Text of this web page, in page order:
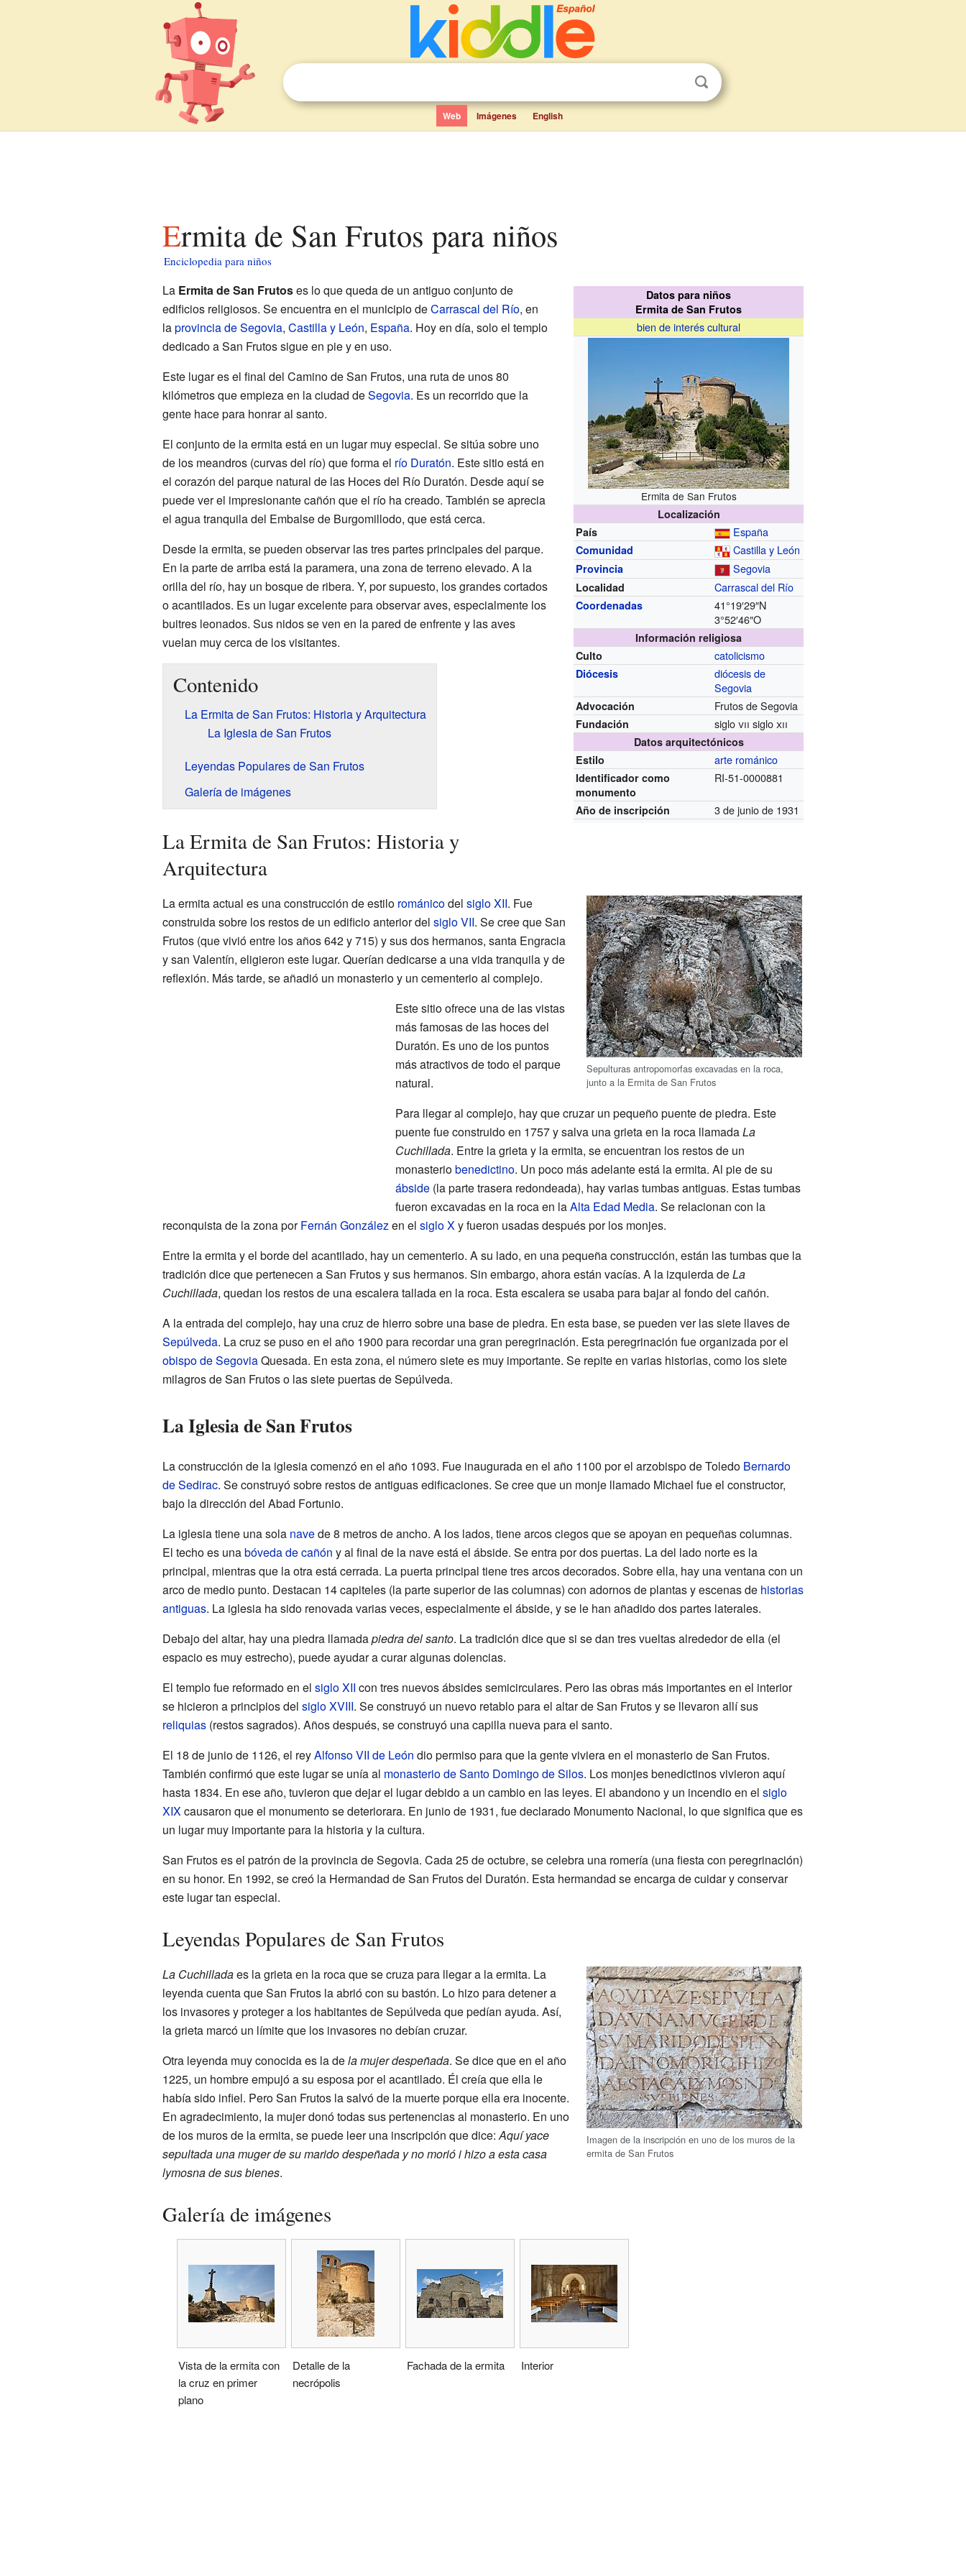
Web Imágenes English
Ermita de San Frutos para niños
Enciclopedia para niños
Datos para niños
Ermita de San Frutos
bien de interés cultural
Ermita de San Frutos
Localización
País
España
Comunidad Castilla y León
Provincia Segovia
Localidad Carrascal del Río
Coordenadas
41°19′29″N
3°52′46″O
Información religiosa
Culto
catolicismo
Diócesis
diócesis de
Segovia
Advocación Frutos de Segovia
Fundación siglovii sigloxii
Datos arquitectónicos
Estilo
arte románico
Identificador como
monumento
RI-51-0000881
Año de inscripción 3 de junio de 1931
La Ermita de San Frutoses lo que queda de un antiguo conjunto de
edificios religiosos. Se encuentra en el municipio deCarrascal del Río, en
laprovincia de Segovia, Castilla y León, España. Hoy en día, solo el templo
dedicado a San Frutos sigue en pie y en uso.
Este lugar es el final del Camino de San Frutos, una ruta de unos 80
kilómetros que empieza en la ciudad deSegovia. Es un recorrido que la
gente hace para honrar al santo.
El conjunto de la ermita está en un lugar muy especial. Se sitúa sobre uno
de los meandros (curvas del río) que forma el río Duratón. Este sitio está en
el corazón del parque natural de las Hoces del Río Duratón. Desde aquí se
puede ver el impresionante cañón que el río ha creado. También se aprecia
el agua tranquila del Embalse de Burgomillodo, que está cerca.
Desde la ermita, se pueden observar las tres partes principales del parque.
En la parte de arriba está la paramera, una zona de terreno elevado. A la
orilla del río, hay un bosque de ribera. Y, por supuesto, los grandes cortados
o acantilados. Es un lugar excelente para observar aves, especialmente los
buitres leonados. Sus nidos se ven en la pared de enfrente y las aves
vuelan muy cerca de los visitantes.
Contenido
La Ermita de San Frutos: Historia y Arquitectura
La Iglesia de San Frutos
Leyendas Populares de San Frutos
Galería de imágenes
La Ermita de San Frutos: Historia y
Arquitectura
Sepulturas antropomorfas excavadas en la roca,
junto a la Ermita de San Frutos
La ermita actual es una construcción de estilo románicodel siglo XII. Fue
construida sobre los restos de un edificio anterior del siglo VII. Se cree que San
Frutos (que vivió entre los años 642 y 715) y sus dos hermanos, santa Engracia
y san Valentín, eligieron este lugar. Querían dedicarse a una vida tranquila y de
reflexión. Más tarde, se añadió un monasterio y un cementerio al complejo.
Este sitio ofrece una de las vistas
más famosas de las hoces del
Duratón. Es uno de los puntos
más atractivos de todo el parque
natural.
Para llegar al complejo, hay que cruzar un pequeño puente de piedra. Este
puente fue construido en 1757 y salva una grieta en la roca llamadaLa
Cuchillada. Entre la grieta y la ermita, se encuentran los restos de un
monasteriobenedictino. Un poco más adelante está la ermita. Al pie de su
ábside(la parte trasera redondeada), hay varias tumbas antiguas. Estas tumbas
fueron excavadas en la roca en laAlta Edad Media. Se relacionan con la
reconquista de la zona porFernán Gonzálezen el siglo Xy fueron usadas después por los monjes.
Entre la ermita y el borde del acantilado, hay un cementerio. A su lado, en una pequeña construcción, están las tumbas que la
tradición dice que pertenecen a San Frutos y sus hermanos. Sin embargo, ahora están vacías. A la izquierda deLa
Cuchillada, quedan los restos de una escalera tallada en la roca. Esta escalera se usaba para bajar al fondo del cañón.
A la entrada del complejo, hay una cruz de hierro sobre una base de piedra. En esta base, se pueden ver las siete llaves de
Sepúlveda. La cruz se puso en el año 1900 para recordar una gran peregrinación. Esta peregrinación fue organizada por el
obispo de SegoviaQuesada. En esta zona, el número siete es muy importante. Se repite en varias historias, como los siete
milagros de San Frutos o las siete puertas de Sepúlveda.
La Iglesia de San Frutos
La construcción de la iglesia comenzó en el año 1093. Fue inaugurada en el año 1100 por el arzobispo de Toledo Bernardo
de Sedirac. Se construyó sobre restos de antiguas edificaciones. Se cree que un monje llamado Michael fue el constructor,
bajo la dirección del Abad Fortunio.
La iglesia tiene una sola navede 8 metros de ancho. A los lados, tiene arcos ciegos que se apoyan en pequeñas columnas.
El techo es unabóveda de cañón y al final de la nave está el ábside. Se entra por dos puertas. La del lado norte es la
principal, mientras que la otra está cerrada. La puerta principal tiene tres arcos decorados. Sobre ella, hay una ventana con un
arco de medio punto. Destacan 14 capiteles (la parte superior de las columnas) con adornos de plantas y escenas de historias
antiguas. La iglesia ha sido renovada varias veces, especialmente el ábside, y se le han añadido dos partes laterales.
Debajo del altar, hay una piedra llamadapiedra del santo. La tradición dice que si se dan tres vueltas alrededor de ella (el
espacio es muy estrecho), puede ayudar a curar algunas dolencias.
El templo fue reformado en el siglo XII con tres nuevos ábsides semicirculares. Pero las obras más importantes en el interior
se hicieron a principios del siglo XVIII. Se construyó un nuevo retablo para el altar de San Frutos y se llevaron allí sus
reliquias(restos sagrados). Años después, se construyó una capilla nueva para el santo.
El 18 de junio de 1126, el reyAlfonso VII de León dio permiso para que la gente viviera en el monasterio de San Frutos.
También confirmó que este lugar se unía al monasterio de Santo Domingo de Silos. Los monjes benedictinos vivieron aquí
hasta 1834. En ese año, tuvieron que dejar el lugar debido a un cambio en las leyes. El abandono y un incendio en el siglo
XIXcausaron que el monumento se deteriorara. En junio de 1931, fue declarado Monumento Nacional, lo que significa que es
un lugar muy importante para la historia y la cultura.
San Frutos es el patrón de la provincia de Segovia. Cada 25 de octubre, se celebra una romería (una fiesta con peregrinación)
en su honor. En 1992, se creó la Hermandad de San Frutos del Duratón. Esta hermandad se encarga de cuidar y conservar
este lugar tan especial.
Leyendas Populares de San Frutos
Imagen de la inscripción en uno de los muros de la
ermita de San Frutos
La Cuchilladaes la grieta en la roca que se cruza para llegar a la ermita. La
leyenda cuenta que San Frutos la abrió con su bastón. Lo hizo para detener a
los invasores y proteger a los habitantes de Sepúlveda que pedían ayuda. Así,
la grieta marcó un límite que los invasores no debían cruzar.
Otra leyenda muy conocida es la dela mujer despeñada. Se dice que en el año
1225, un hombre empujó a su esposa por el acantilado. Él creía que ella le
había sido infiel. Pero San Frutos la salvó de la muerte porque ella era inocente.
En agradecimiento, la mujer donó todas sus pertenencias al monasterio. En uno
de los muros de la ermita, se puede leer una inscripción que dice:Aquí yace
sepultada una muger de su marido despeñada y no morió i hizo a esta casa
lymosna de sus bienes.
Galería de imágenes
Vista de la ermita con
la cruz en primer
plano
Detalle de la
necrópolis
Fachada de la ermita Interior